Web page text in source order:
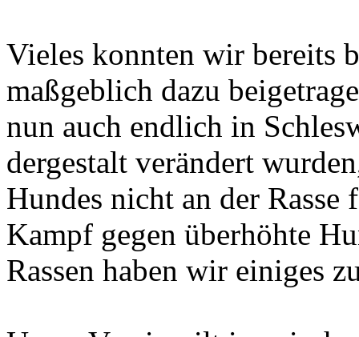
Vieles konnten wir bereits
maßgeblich dazu
nun auch endlich in
dergestalt verändert
Hundes nicht an der
Kampf gegen überhöhte
Rassen haben wir einiges